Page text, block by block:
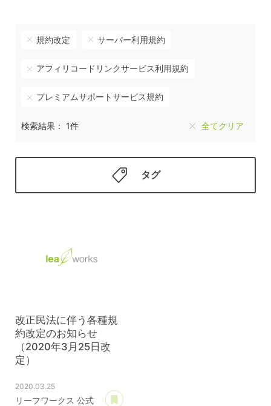
規約改定 サーバー利用規約
アフィリコードリンクサービス利用規約
プレミアムサポートサービス規約
検索結果： 1件 全てクリア
タグ
改正民法に伴う各種規
約改定のお知らせ
（2020年3月25日改
定）
2020.03.25
リーフワークス 公式